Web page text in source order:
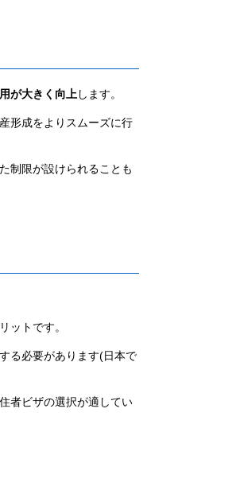
が大きく向上 します。
形成をよりスムーズに行
制限が設けられることも
ットです。
る必要があります(日本で
者ビザの選択が適してい